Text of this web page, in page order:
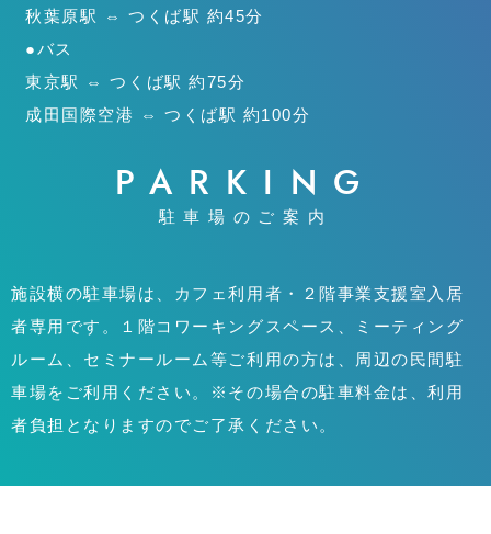
秋葉原駅 ⇔ つくば駅 約45分
●バス
東京駅 ⇔ つくば駅 約75分
成田国際空港 ⇔ つくば駅 約100分
PARKING
駐車場のご案内
施設横の駐車場は、カフェ利用者・２階事業支援室入居
者専用です。１階コワーキングスペース、ミーティング
ルーム、セミナールーム等ご利用の方は、周辺の民間駐
車場をご利用ください。※その場合の駐車料金は、利用
者負担となりますのでご了承ください。